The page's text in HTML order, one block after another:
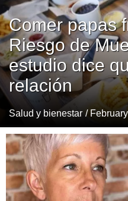
Comer papas
Riesgo de
estudio dice
relación
Salud y bienestar /